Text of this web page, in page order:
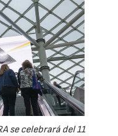
se celebrará del 11